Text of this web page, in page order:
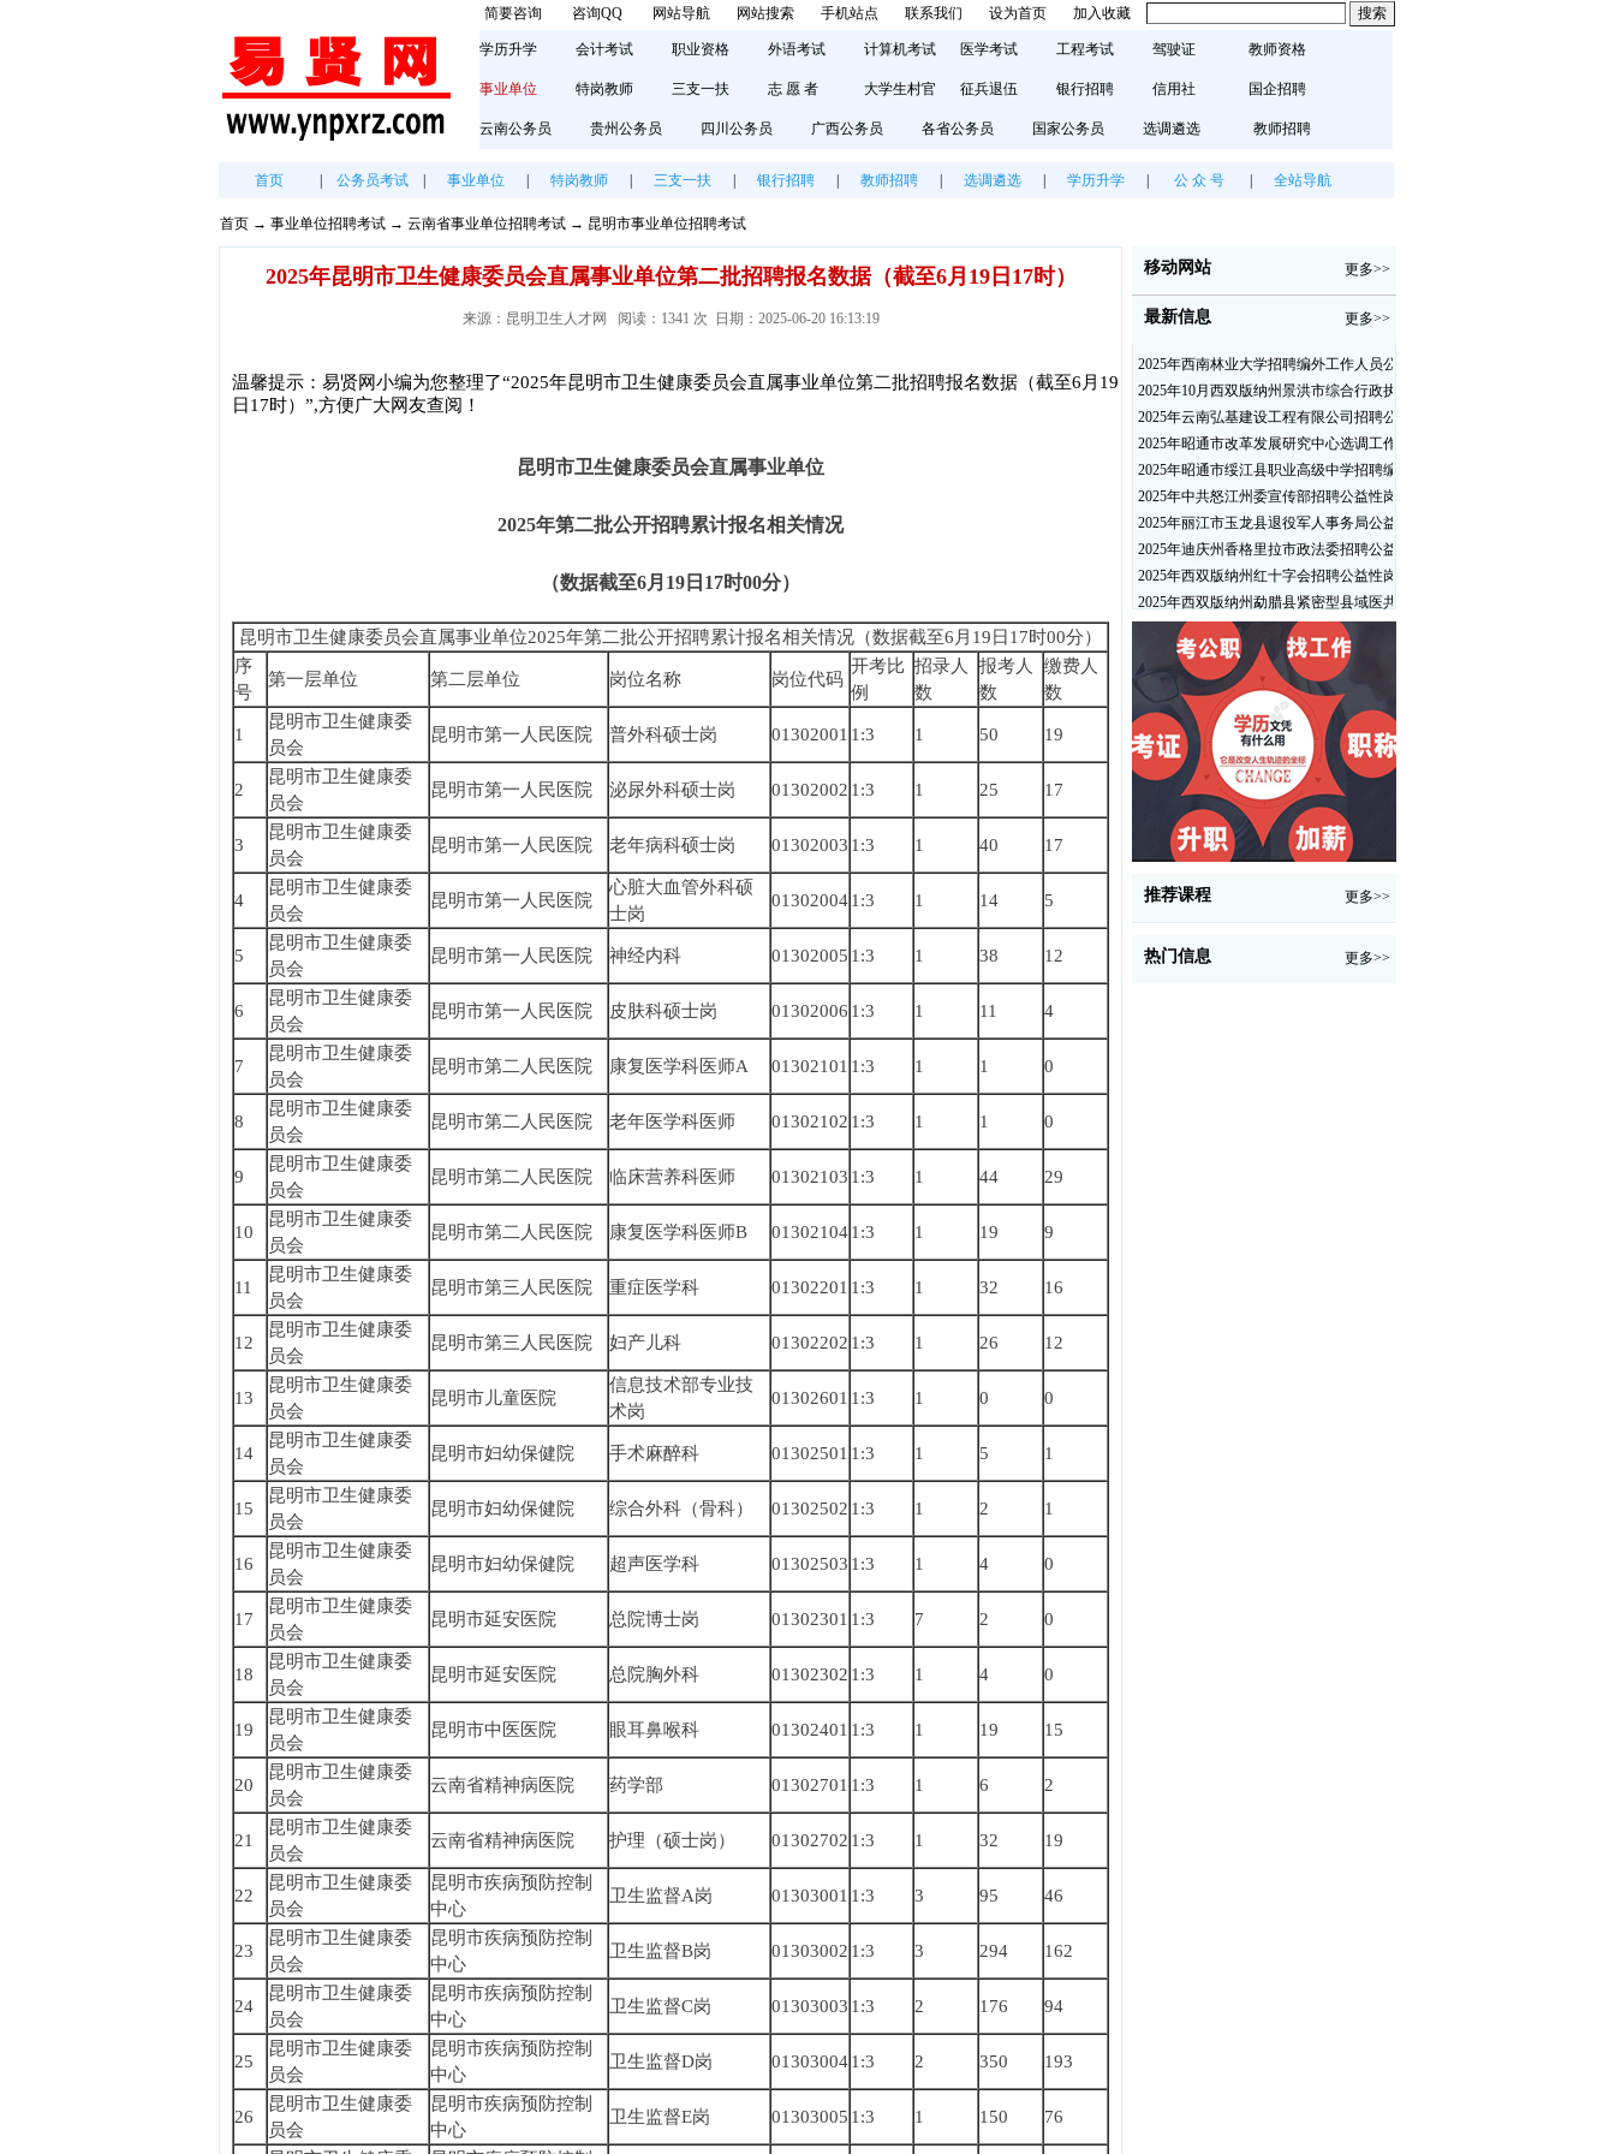
简要咨询 咨询QQ 网站导航 网站搜索 手机站点 联系我们 设为首页 加入收藏
学历升学 会计考试 职业资格 外语考试 计算机考试 医学考试 工程考试 驾驶证 教师资格
事业单位 特岗教师 三支一扶 志 愿 者 大学生村官 征兵退伍 银行招聘 信用社 国企招聘
云南公务员 贵州公务员 四川公务员 广西公务员 各省公务员 国家公务员 选调遴选 教师招聘
首页 公务员考试 事业单位 特岗教师 三支一扶 银行招聘 教师招聘 选调遴选 学历升学 公 众 号 全站导航
首页 → 事业单位招聘考试 → 云南省事业单位招聘考试 → 昆明市事业单位招聘考试
2025年昆明市卫生健康委员会直属事业单位第二批招聘报名数据（截至6月19日17时）
来源：昆明卫生人才网 阅读：1341 次 日期：2025-06-20 16:13:19
温馨提示：易贤网小编为您整理了“2025年昆明市卫生健康委员会直属事业单位第二批招聘报名数据（截至6月19
日17时）”,方便广大网友查阅！
昆明市卫生健康委员会直属事业单位
2025年第二批公开招聘累计报名相关情况
（数据截至6月19日17时00分）
昆明市卫生健康委员会直属事业单位2025年第二批公开招聘累计报名相关情况（数据截至6月19日17时00分）
序
号
第一层单位 第二层单位 岗位名称 岗位代码
开考比
例
招录人
数
报考人
数
缴费人
数
1
昆明市卫生健康委
员会
昆明市第一人民医院 普外科硕士岗 01302001 1:3 1 50 19
2
昆明市卫生健康委
员会
昆明市第一人民医院 泌尿外科硕士岗 01302002 1:3 1 25 17
3
昆明市卫生健康委
员会
昆明市第一人民医院 老年病科硕士岗 01302003 1:3 1 40 17
4
昆明市卫生健康委
员会
昆明市第一人民医院
心脏大血管外科硕
士岗
013020041:3 1 14 5
5
昆明市卫生健康委
员会
昆明市第一人民医院 神经内科 01302005 1:3 1 38 12
6
昆明市卫生健康委
员会
昆明市第一人民医院 皮肤科硕士岗 01302006 1:3 1 11 4
7
昆明市卫生健康委
员会
昆明市第二人民医院 康复医学科医师A 01302101 1:3 1 1 0
8
昆明市卫生健康委
员会
昆明市第二人民医院 老年医学科医师 01302102 1:3 1 1 0
9
昆明市卫生健康委
员会
昆明市第二人民医院 临床营养科医师 01302103 1:3 1 44 29
10
昆明市卫生健康委
员会
昆明市第二人民医院 康复医学科医师B 013021041:3 1 19 9
11
昆明市卫生健康委
员会
昆明市第三人民医院 重症医学科 01302201 1:3 1 32 16
12
昆明市卫生健康委
员会
昆明市第三人民医院 妇产儿科 01302202 1:3 1 26 12
13
昆明市卫生健康委
员会
昆明市儿童医院
信息技术部专业技
术岗
01302601 1:3 1 0 0
14
昆明市卫生健康委
员会
昆明市妇幼保健院 手术麻醉科 01302501 1:3 1 5 1
15
昆明市卫生健康委
员会
昆明市妇幼保健院 综合外科（骨科） 01302502 1:3 1 2 1
16
昆明市卫生健康委
员会
昆明市妇幼保健院 超声医学科 01302503 1:3 1 4 0
17
昆明市卫生健康委
员会
昆明市延安医院 总院博士岗 01302301 1:3 7 2 0
18
昆明市卫生健康委
员会
昆明市延安医院 总院胸外科 01302302 1:3 1 4 0
19
昆明市卫生健康委
员会
昆明市中医医院 眼耳鼻喉科 01302401 1:3 1 19 15
20
昆明市卫生健康委
员会
云南省精神病医院 药学部 01302701 1:3 1 6 2
21
昆明市卫生健康委
员会
云南省精神病医院 护理（硕士岗） 01302702 1:3 1 32 19
22
昆明市卫生健康委
员会
昆明市疾病预防控制
中心
卫生监督A岗 01303001 1:3 3 95 46
23
昆明市卫生健康委
员会
昆明市疾病预防控制
中心
卫生监督B岗 01303002 1:3 3 294 162
24
昆明市卫生健康委
员会
昆明市疾病预防控制
中心
卫生监督C岗 01303003 1:3 2 176 94
25
昆明市卫生健康委
员会
昆明市疾病预防控制
中心
卫生监督D岗 013030041:3 2 350 193
26
昆明市卫生健康委
员会
昆明市疾病预防控制
中心
卫生监督E岗 01303005 1:3 1 150 76
移动网站 更多>>
最新信息 更多>>
2025年西南林业大学招聘编外工作人员公告（三）
2025年10月西双版纳州景洪市综合行政执法局招聘人员公告
2025年云南弘基建设工程有限公司招聘公告
2025年昭通市改革发展研究中心选调工作人员职业素质测评通告
2025年昭通市绥江县职业高级中学招聘编外紧缺临聘数学教师公告
2025年中共怒江州委宣传部招聘公益性岗位公告
2025年丽江市玉龙县退役军人事务局公益性岗位招聘公告
2025年迪庆州香格里拉市政法委招聘公益性岗位公告
2025年西双版纳州红十字会招聘公益性岗位人员公告
2025年西双版纳州勐腊县紧密型县域医共体招聘编外人员公告
推荐课程 更多>>
热门信息 更多>>